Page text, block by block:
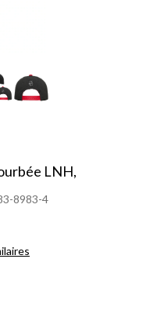
LNH,
8983-4